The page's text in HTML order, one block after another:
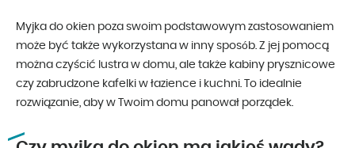
Myjka do okien poza swoim podstawowym zastosowaniem
może być także wykorzystana w inny sposób. Z jej pomocą
można czyścić lustra w domu, ale także kabiny prysznicowe
czy zabrudzone kafelki w łazience i kuchni. To idealnie
rozwiązanie, aby w Twoim domu panował porządek.